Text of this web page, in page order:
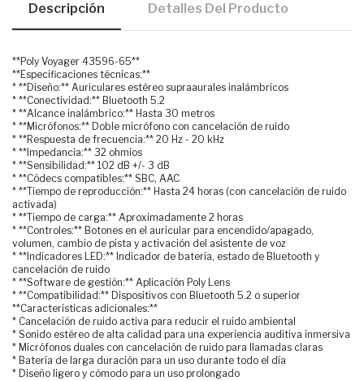
Descripción Detalles Del Producto
**Poly Voyager 43596-65**
**Especificaciones técnicas:**
* **Diseño:** Auriculares estéreo supraaurales inalámbricos
* **Conectividad:** Bluetooth 5.2
* **Alcance inalámbrico:** Hasta 30 metros
* **Micrófonos:** Doble micrófono con cancelación de ruido
* **Respuesta de frecuencia:** 20 Hz - 20 kHz
* **Impedancia:** 32 ohmios
* **Sensibilidad:** 102 dB +/- 3 dB
* **Códecs compatibles:** SBC, AAC
* **Tiempo de reproducción:** Hasta 24 horas (con cancelación de ruido
activada)
* **Tiempo de carga:** Aproximadamente 2 horas
* **Controles:** Botones en el auricular para encendido/apagado,
volumen, cambio de pista y activación del asistente de voz
* **Indicadores LED:** Indicador de batería, estado de Bluetooth y
cancelación de ruido
* **Software de gestión:** Aplicación Poly Lens
* **Compatibilidad:** Dispositivos con Bluetooth 5.2 o superior
**Características adicionales:**
* Cancelación de ruido activa para reducir el ruido ambiental
* Sonido estéreo de alta calidad para una experiencia auditiva inmersiva
* Micrófonos duales con cancelación de ruido para llamadas claras
* Batería de larga duración para un uso durante todo el día
* Diseño ligero y cómodo para un uso prolongado